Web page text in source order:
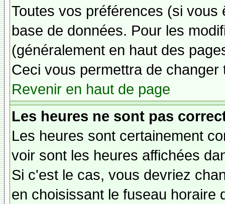
Toutes vos préférences (si
base de données. Pour les
(généralement en haut des
Ceci vous permettra de
Revenir en haut de page
Les heures ne sont pas
Les heures sont certainement
voir sont les heures affichées
Si c'est le cas, vous devriez
en choisissant le fuseau horaire